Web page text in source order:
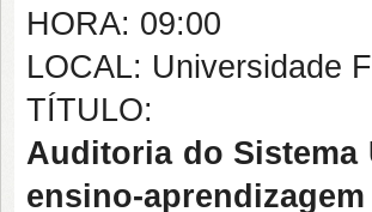
HORA: 09:00
LOCAL: Universidade
TÍTULO:
Auditoria do Sistema
ensino-